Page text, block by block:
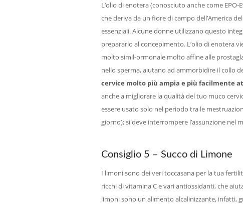
L’olio di enotera (conosciuto anche come
che deriva da un fiore di campo dell’America
essenziali. Alcune donne utilizzano questo
prepararlo al concepimento. L’olio di enotera
molto simil-ormonale molto affine alle
nello sperma, aiutano ad ammorbidire il collo
cervice molto più ampia e più facilmente
anche a migliorare la qualità del tuo muco
essere usato solo nel periodo tra le
giorno); si deve interrompere l’assunzione nel
Consiglio 5 – Succo di Limone
I limoni sono dei veri toccasana per la tua
ricchi di vitamina C e vari antiossidanti, che
limoni sono un alimento alcalinizzante, infatti,